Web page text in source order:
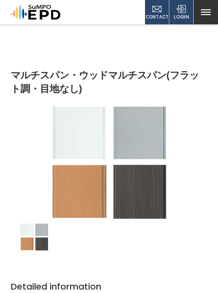
CONTACT LOGIN
マルチスパン・ウッドマルチスパン(フラッ
ト調・目地なし)
Detailed information